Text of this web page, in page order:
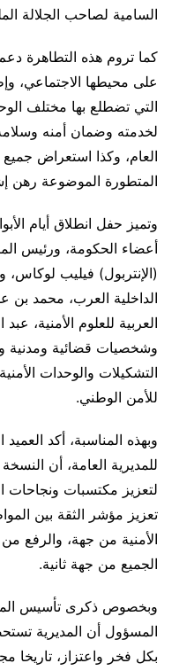
السامية لصاحب الجلالة
كما تروم هذه التطاهرة
على محيطها الاجتماعي،
التي تضطلع بها مختلف
لخدمته وضمان أمنه
العام، وكذا استعراض جميع
المتطورة الموضوعة رهن
وتميز حفل انطلاق أيام
أعضاء الحكومة، ورئيس
(الإنتربول) فيليب لوكاس،
الداخلية العرب، محمد
العربية للعلوم الأمنية، عبد
وشخصيات قضائية ومدنية
التشكيلات والوحدات
للأمن الوطني.
وبهذه المناسبة، أكد
للمديرية العامة، أن النسخة
لتعزيز مكتسبات ونجاحات
تعزيز مؤشر الثقة بين
الأمنية من جهة، والرفع
الجميع من جهة ثانية.
وبخصوص ذكرى تأسيس
المسؤول أن المديرية
بكل فخر واعتزاز، تاريخا